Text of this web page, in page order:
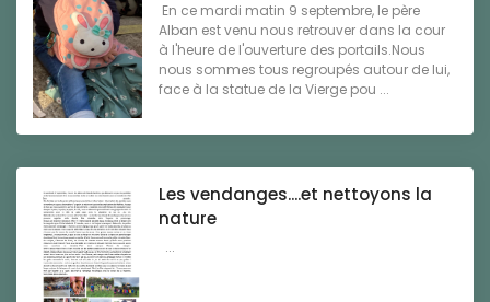
En ce mardi matin 9 septembre, le père
Alban est venu nous retrouver dans la cour
à l'heure de l'ouverture des portails.Nous
nous sommes tous regroupés autour de lui,
face à la statue de la Vierge pou ...
Les vendanges....et nettoyons la
nature
...